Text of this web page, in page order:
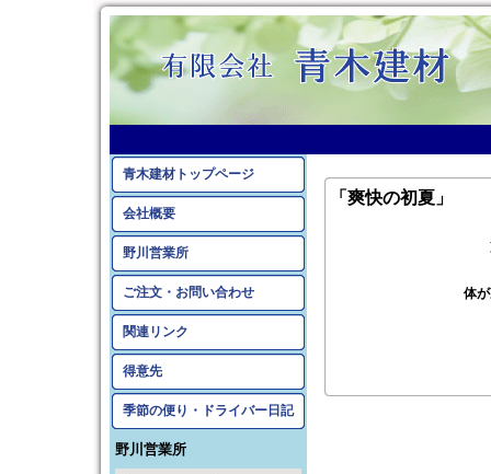
青木建材トップページ
会社概要
野川営業所
ご注文・お問い合わせ
関連リンク
得意先
季節の便り・ドライバー日記
野川営業所
「爽快の初夏」
体